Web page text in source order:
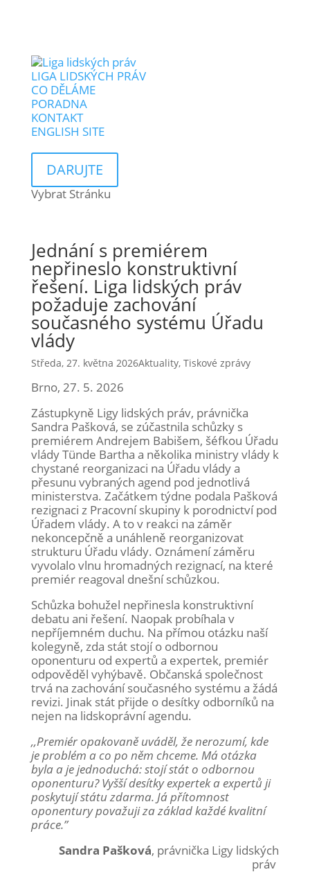
LIGA LIDSKÝCH PRÁV
CO DĚLÁME
PORADNA
KONTAKT
ENGLISH SITE
DARUJTE
Vybrat Stránku
Jednání s premiérem
nepřineslo konstruktivní
řešení. Liga lidských práv
požaduje zachování
současného systému Úřadu
vlády
Středa, 27. května 2026Aktuality, Tiskové zprávy
Brno, 27. 5. 2026
Zástupkyně Ligy lidských práv, právnička
Sandra Pašková, se zúčastnila schůzky s
premiérem Andrejem Babišem, šéfkou Úřadu
vlády Tünde Bartha a několika ministry vlády k
chystané reorganizaci na Úřadu vlády a
přesunu vybraných agend pod jednotlivá
ministerstva. Začátkem týdne podala Pašková
rezignaci z Pracovní skupiny k porodnictví pod
Úřadem vlády. A to v reakci na záměr
nekoncepčně a unáhleně reorganizovat
strukturu Úřadu vlády. Oznámení záměru
vyvolalo vlnu hromadných rezignací, na které
premiér reagoval dnešní schůzkou.
Schůzka bohužel nepřinesla konstruktivní
debatu ani řešení. Naopak probíhala v
nepříjemném duchu. Na přímou otázku naší
kolegyně, zda stát stojí o odbornou
oponenturu od expertů a expertek, premiér
odpověděl vyhýbavě. Občanská společnost
trvá na zachování současného systému a žádá
revizi. Jinak stát přijde o desítky odborníků na
nejen na lidskoprávní agendu.
,,Premiér opakovaně uváděl, že nerozumí, kde
je problém a co po něm chceme. Má otázka
byla a je jednoduchá: stojí stát o odbornou
oponenturu? Vyšší desítky expertek a expertů ji
poskytují státu zdarma. Já přítomnost
oponentury považuji za základ každé kvalitní
práce.”
Sandra Pašková, právnička Ligy lidských
práv